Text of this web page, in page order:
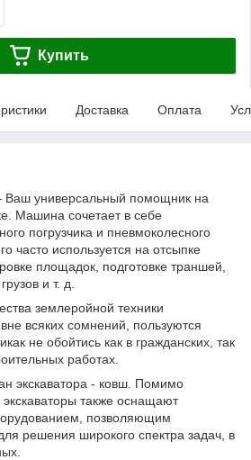
Купить
Доставка Оплата
Ваш универсальный помощник на
Машина сочетает в себе
погрузчика и пневмоколесного
часто используется на отсыпке
площадок, подготовке траншей,
и т. д.
землеройной техники
всяких сомнений, пользуются
не обойтись как в гражданских, так
работах.
экскаватора - ковш. Помимо
также оснащают
позволяющим
решения широкого спектра задач, в